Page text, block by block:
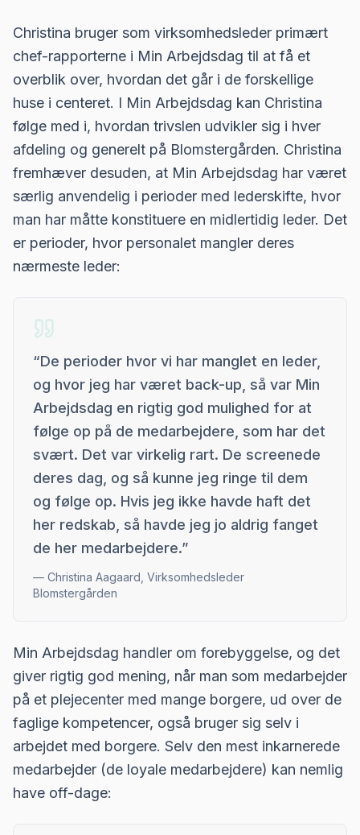
Christina bruger som virksomhedsleder primært
chef-rapporterne i Min Arbejdsdag til at få et
overblik over, hvordan det går i de forskellige
huse i centeret. I Min Arbejdsdag kan Christina
følge med i, hvordan trivslen udvikler sig i hver
afdeling og generelt på Blomstergården. Christina
fremhæver desuden, at Min Arbejdsdag har været
særlig anvendelig i perioder med lederskifte, hvor
man har måtte konstituere en midlertidig leder. Det
er perioder, hvor personalet mangler deres
nærmeste leder:
“De perioder hvor vi har manglet en leder,
og hvor jeg har været back-up, så var Min
Arbejdsdag en rigtig god mulighed for at
følge op på de medarbejdere, som har det
svært. Det var virkelig rart. De screenede
deres dag, og så kunne jeg ringe til dem
og følge op. Hvis jeg ikke havde haft det
her redskab, så havde jeg jo aldrig fanget
de her medarbejdere.”
— Christina Aagaard, Virksomhedsleder
Blomstergården
Min Arbejdsdag handler om forebyggelse, og det
giver rigtig god mening, når man som medarbejder
på et plejecenter med mange borgere, ud over de
faglige kompetencer, også bruger sig selv i
arbejdet med borgere. Selv den mest inkarnerede
medarbejder (de loyale medarbejdere) kan nemlig
have off-dage: